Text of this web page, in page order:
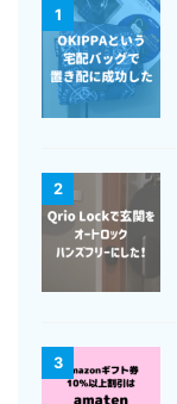
1
2
3